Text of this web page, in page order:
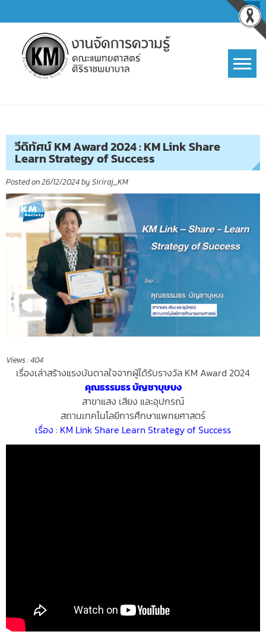
to
content
วีดิทัศน์ KM Award 2024 : KM Link Share
Learn Strategy of Success
Posted on26/12/2024by Siriraj_KM
Views :404
เรื่องเล่าสร้างแรงบันดาลใจจากผู้ได้รับรางวัล KM Award 2024
คุณธรรมธร บัญชาบุษบง
สาขาแสง เสียง และอุปกรณ์
สถานเทคโนโลยีการศึกษาแพทยศาสตร์
เรื่อง : KM Link Share Learn Strategy of Success